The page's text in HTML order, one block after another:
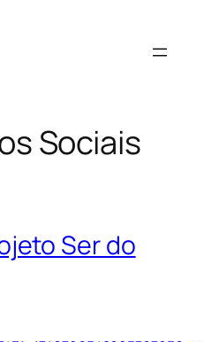
Sociais
Ser do